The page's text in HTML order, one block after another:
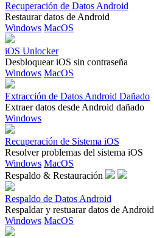
Recuperación de Datos Android
Restaurar datos de Android
Windows MacOS
iOS Unlocker
Desbloquear iOS sin contraseña
Windows MacOS
Extracción de Datos Android Dañado
Extraer datos desde Android dañado
Windows
Recuperación de Sistema iOS
Resolver problemas del sistema iOS
Windows MacOS
Respaldo & Restauración
Respaldo de Datos Android
Respaldar y restuarar datos de Android
Windows MacOS